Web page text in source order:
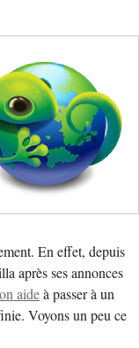
En effet, depuis
après ses annonces
aideà passer à un
Voyons un peu ce